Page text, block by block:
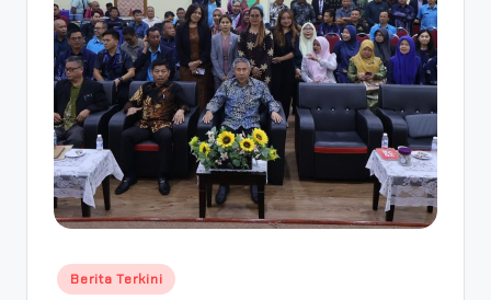
Berita Terkini